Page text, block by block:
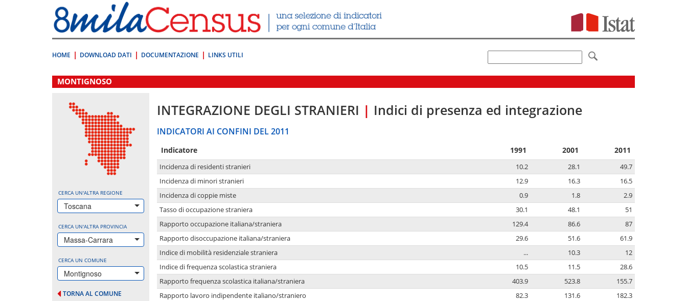
direttamente
a:
Contenuto
HOME DOWNLOAD DATI DOCUMENTAZIONE LINKS UTILI
.
MONTIGNOSO
CERCA UN'ALTRA REGIONE
Toscana
CERCA UN'ALTRA PROVINCIA
Massa-Carrara
CERCA UN COMUNE
Montignoso
TORNA AL COMUNE
INTEGRAZIONE DEGLI STRANIERI | Indici di presenza ed integrazione
INDICATORI AI CONFINI DEL 2011
Indicatore 1991 2001 2011
Incidenza di residenti stranieri 10.2 28.1
49.7
Incidenza di minori stranieri
12.9 16.3
16.5
Incidenza di coppie miste
0.9 1.8
2.9
Tasso di occupazione straniera
30.1 48.1
51
Rapporto occupazione italiana/straniera
129.4 86.6
87
Rapporto disoccupazione italiana/straniera
29.6 51.6
61.9
Indice di mobilità residenziale straniera
... 10.3
12
Indice di frequenza scolastica straniera
10.5 11.5
28.6
Rapporto frequenza scolastica italiana/straniera
403.9 523.8
155.7
Rapporto lavoro indipendente italiano/straniero
82.3 131.6 182.3